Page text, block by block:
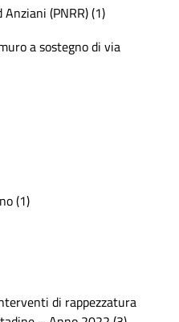
(PNRR) (1)
a sostegno di via
(1)
di rappezzatura